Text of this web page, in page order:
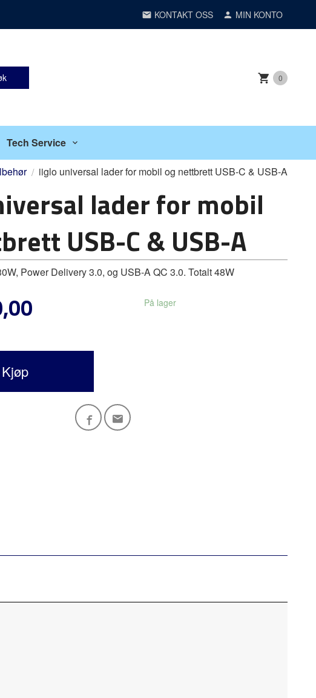
KONTAKT OSS MIN KONTO
0
Tech Service
iiglo universal lader for mobil og nettbrett USB-C & USB-A
lader for mobil
USB-C & USB-A
Power Delivery 3.0, og USB-A QC 3.0. Totalt 48W
På lager
Kjøp